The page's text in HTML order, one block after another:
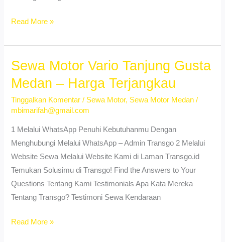
Sewa
Vario
Gedung
Medan
–
untuk
Harian
Read More »
Sewa Motor Vario Tanjung Gusta
Medan – Harga Terjangkau
Tinggalkan Komentar / Sewa Motor, Sewa Motor Medan /
mbimarifah@gmail.com
1 Melalui WhatsApp Penuhi Kebutuhanmu Dengan
Menghubungi Melalui WhatsApp – Admin Transgo 2 Melalui
Website Sewa Melalui Website Kami di Laman Transgo.id
Temukan Solusimu di Transgo! Find the Answers to Your
Questions Tentang Kami Testimonials Apa Kata Mereka
Tentang Transgo? Testimoni Sewa Kendaraan
Sewa
Read More »